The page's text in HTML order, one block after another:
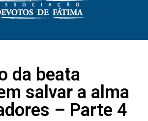
da beata
salvar a alma
– Parte 4